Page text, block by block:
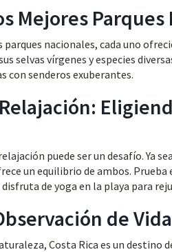
Mejores Parques
nacionales, cada uno
selvas vírgenes y especies
con senderos exuberantes.
puede ser un desafío. Ya
un equilibrio de ambos.
de yoga en la playa para
de
Costa Rica es un destino